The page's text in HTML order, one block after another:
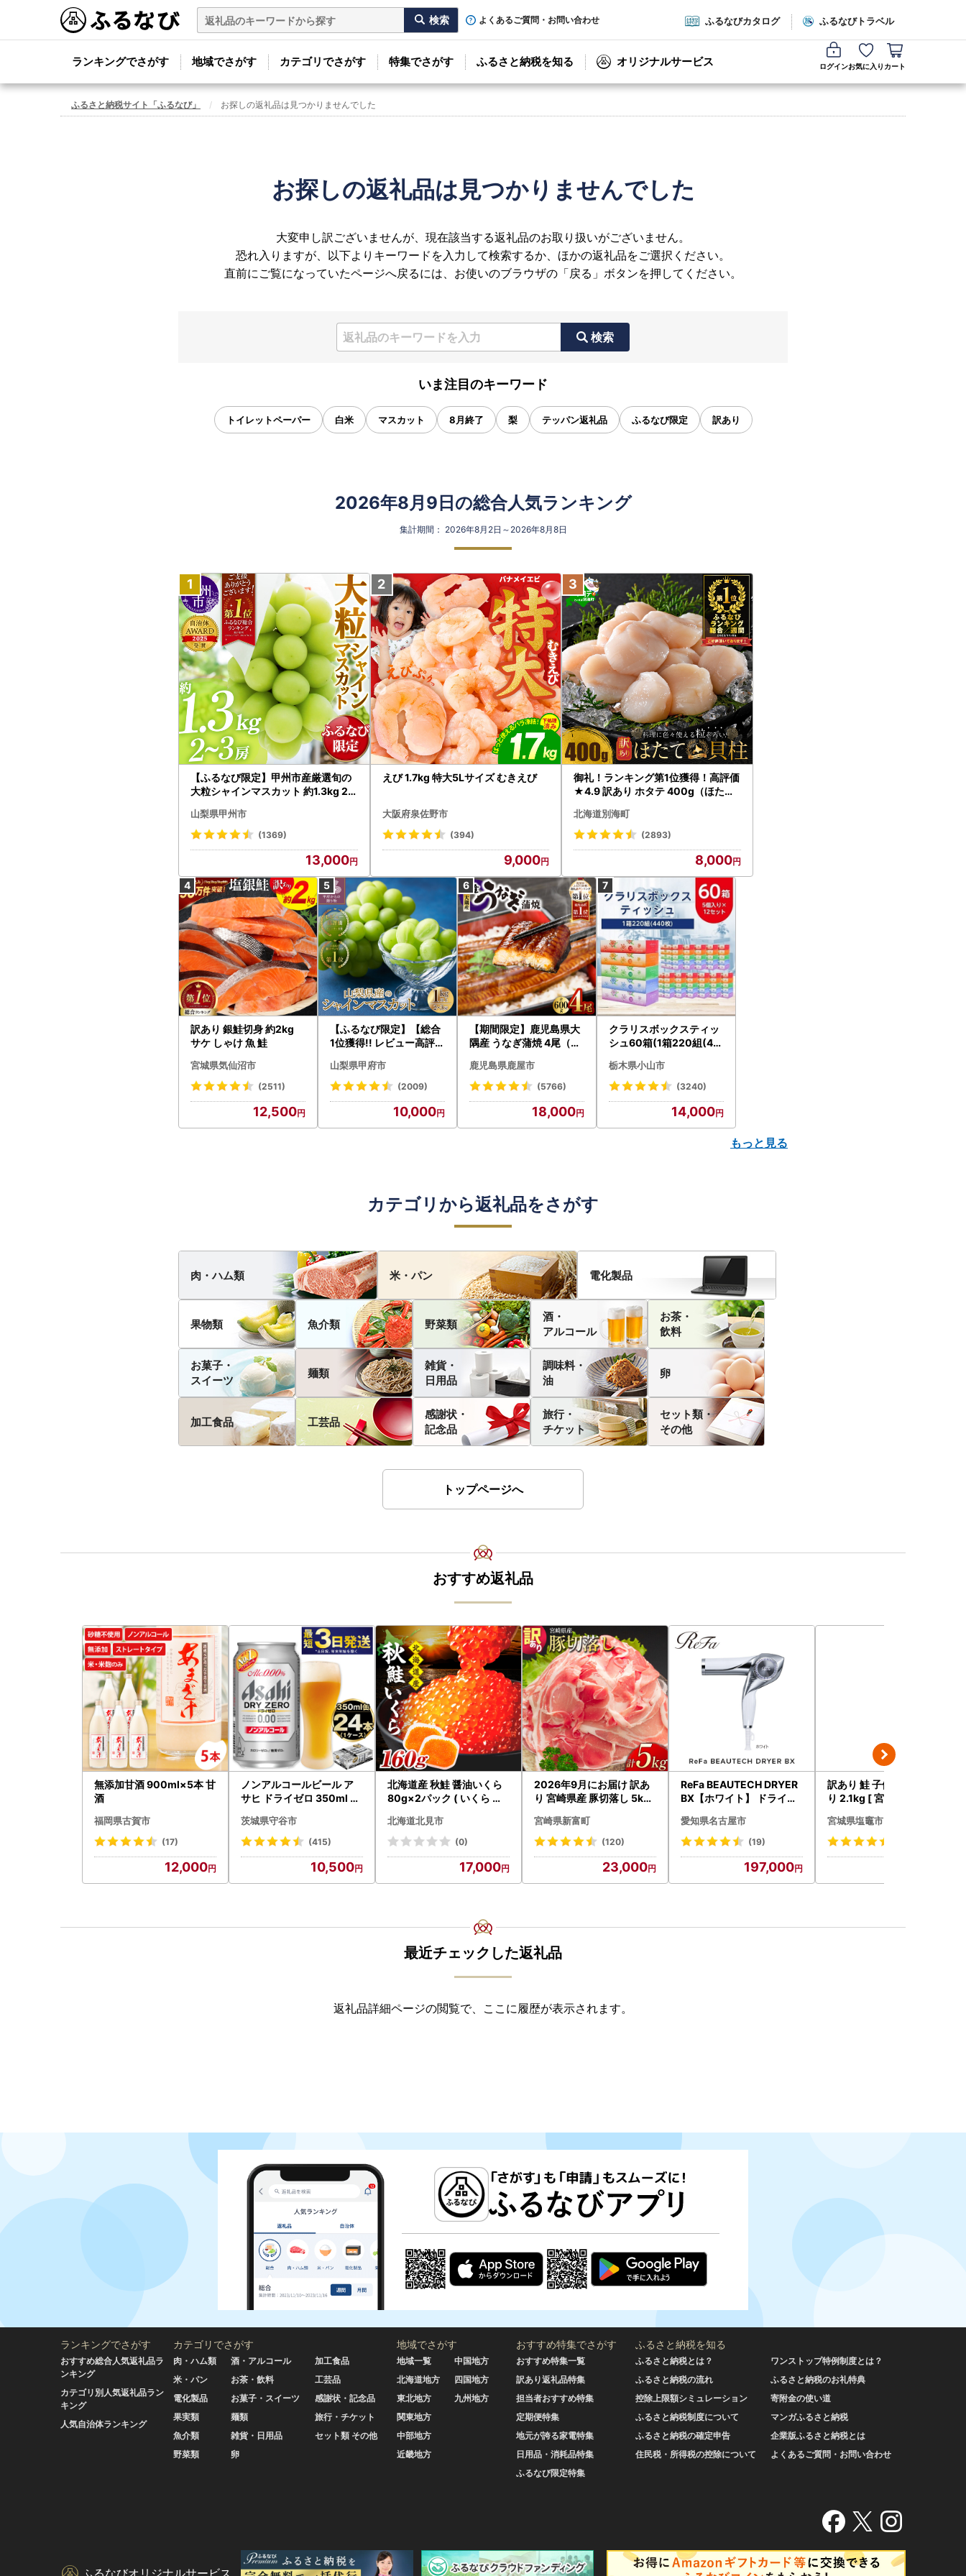
よくあるご質問・お問い合わせ ふるなびカタログ ふるなびトラベル
ランキングでさがす 地域でさがす カテゴリでさがす 特集でさがす ふるさと納税を知る オリジナルサービス ログインお気に入り カート
ふるさと納税サイト「ふるなび」 お探しの返礼品は見つかりませんでした
お探しの返礼品は見つかりませんでした
大変申し訳ございませんが、現在該当する返礼品のお取り扱いがございません。
恐れ入りますが、以下よりキーワードを入力して検索するか、ほかの返礼品をご選択ください。
直前にご覧になっていたページへ戻るには、お使いのブラウザの「戻る」ボタンを押してください。
検索
いま注目のキーワード
トイレットペーパー 白米 マスカット 8月終了 梨 テッパン返礼品 ふるなび限定 訳あり
2026年8月9日の総合人気ランキング
集計期間： 2026年8月2日～2026年8月8日
【ふるなび限定】甲州市産厳選旬の
大粒シャインマスカット 約1.3kg 2
472 FN-Limited-VO シャインマス
カット フルーツ
山梨県甲州市
(1369)
13,000
えび 1.7kg 特大5Lサイズ むきえび
大阪府泉佐野市
(394)
9,000
御礼！ランキング第1位獲得！高評価
★4.9 訳あり ホタテ 400g（ほたて
北海道別海町
(2893)
8,000
訳あり 銀鮭切身 約2kg
サケ しゃけ 魚 鮭
宮城県気仙沼市
(2511)
12,500
【ふるなび限定】【総合
1位獲得!! レビュー高評価
〉山梨県産 シャインマス
カット 2～3房（1.0kg以
N-Limited-SP
山梨県甲府市
(2009)
10,000
【期間限定】鹿児島県大
隅産 うなぎ蒲焼 4尾（60
cp18 うなぎ 鰻 魚 惣菜 総
菜
鹿児島県鹿屋市
(5766)
18,000
クラリスボックスティッ
シュ60箱(1箱220組(44
ト)【配送不可地域：離島
・沖縄県】【1256759】
栃木県小山市
(3240)
14,000
もっと見る
カテゴリから返礼品をさがす
肉・ハム類 米・パン 電化製品
果物類 魚介類 野菜類
酒・
アルコール
お茶・
飲料
お菓子・
スイーツ
麺類
雑貨・
日用品
調味料・
油
卵
加工食品 工芸品
感謝状・
記念品
旅行・
チケット
セット類・
その他
トップページへ
おすすめ返礼品
無添加甘酒 900ml×5本 甘
酒
福岡県古賀市
(17)
12,000
ノンアルコールビール ア
サヒ ドライゼロ 350ml 24
守谷市
茨城県守谷市
(415)
10,500
北海道産 秋鮭 醤油いくら
80g×2パック ( いくら イ
くら 醤油漬け パック 北海
道産 ふるさと納税 秋鮭 )【
北海道北見市
(0)
17,000
2026年9月にお届け 訳あ
り 宮崎県産 豚切落し 5kg
宮崎県新富町
(120)
23,000
ReFa BEAUTECH DRYER
BX【ホワイト】 ドライヤ
ファ
愛知県名古屋市
(19)
197,000
訳あり 鮭 子供も安心 骨取
り 2.1kg [ 宮城県 塩竈市 ]
宮城県塩竈市
最近チェックした返礼品
返礼品詳細ページの閲覧で、ここに履歴が表示されます。
ランキングでさがす
おすすめ総合人気返礼品ラ
ンキング
カテゴリ別人気返礼品ラン
キング
人気自治体ランキング
カテゴリでさがす
肉・ハム類
米・パン
電化製品
果実類
魚介類
野菜類
酒・アルコール
お茶・飲料
お菓子・スイーツ
麺類
雑貨・日用品
卵
加工食品
工芸品
感謝状・記念品
旅行・チケット
セット類 その他
地域でさがす
地域一覧
北海道地方
東北地方
関東地方
中部地方
近畿地方
中国地方
四国地方
九州地方
おすすめ特集でさがす
おすすめ特集一覧
訳あり返礼品特集
担当者おすすめ特集
定期便特集
地元が誇る家電特集
日用品・消耗品特集
ふるなび限定特集
ふるさと納税を知る
ふるさと納税とは？
ふるさと納税の流れ
控除上限額シミュレーション
ふるさと納税制度について
ふるさと納税の確定申告
住民税・所得税の控除について
ワンストップ特例制度とは？
ふるさと納税のお礼特典
寄附金の使い道
マンガふるさと納税
企業版ふるさと納税とは
よくあるご質問・お問い合わせ